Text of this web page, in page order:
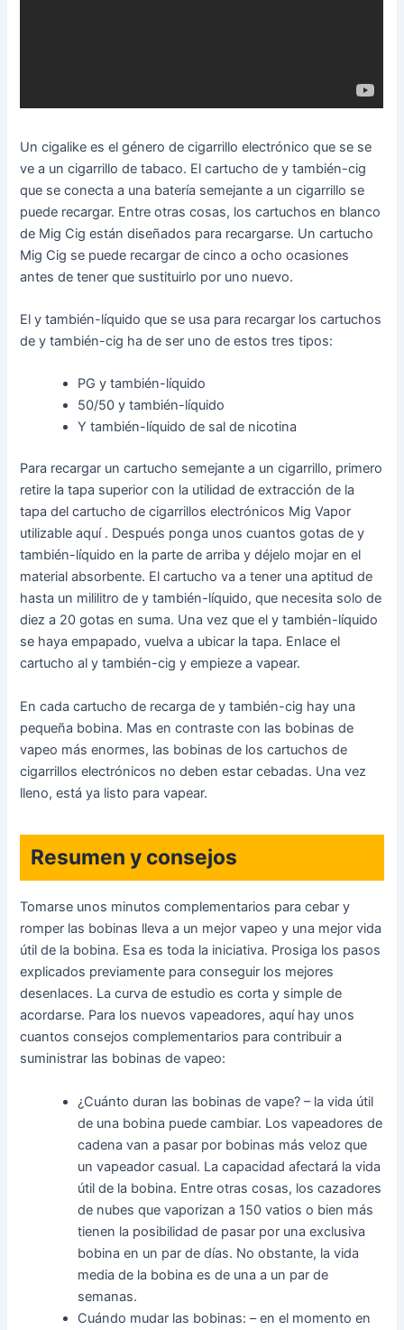
Un cigalike es el género de cigarrillo electrónico que se se
ve a un cigarrillo de tabaco. El cartucho de y también-cig
que se conecta a una batería semejante a un cigarrillo se
puede recargar. Entre otras cosas, los cartuchos en blanco
de Mig Cig están diseñados para recargarse. Un cartucho
Mig Cig se puede recargar de cinco a ocho ocasiones
antes de tener que sustituirlo por uno nuevo.
El y también-líquido que se usa para recargar los cartuchos
de y también-cig ha de ser uno de estos tres tipos:
PG y también-líquido
50/50 y también-líquido
Y también-líquido de sal de nicotina
Para recargar un cartucho semejante a un cigarrillo, primero
retire la tapa superior con la utilidad de extracción de la
tapa del cartucho de cigarrillos electrónicos Mig Vapor
utilizable aquí . Después ponga unos cuantos gotas de y
también-líquido en la parte de arriba y déjelo mojar en el
material absorbente. El cartucho va a tener una aptitud de
hasta un mililitro de y también-líquido, que necesita solo de
diez a 20 gotas en suma. Una vez que el y también-líquido
se haya empapado, vuelva a ubicar la tapa. Enlace el
cartucho al y también-cig y empieze a vapear.
En cada cartucho de recarga de y también-cig hay una
pequeña bobina. Mas en contraste con las bobinas de
vapeo más enormes, las bobinas de los cartuchos de
cigarrillos electrónicos no deben estar cebadas. Una vez
lleno, está ya listo para vapear.
Resumen y consejos
Tomarse unos minutos complementarios para cebar y
romper las bobinas lleva a un mejor vapeo y una mejor vida
útil de la bobina. Esa es toda la iniciativa. Prosiga los pasos
explicados previamente para conseguir los mejores
desenlaces. La curva de estudio es corta y simple de
acordarse. Para los nuevos vapeadores, aquí hay unos
cuantos consejos complementarios para contribuir a
suministrar las bobinas de vapeo:
¿Cuánto duran las bobinas de vape? – la vida útil
de una bobina puede cambiar. Los vapeadores de
cadena van a pasar por bobinas más veloz que
un vapeador casual. La capacidad afectará la vida
útil de la bobina. Entre otras cosas, los cazadores
de nubes que vaporizan a 150 vatios o bien más
tienen la posibilidad de pasar por una exclusiva
bobina en un par de días. No obstante, la vida
media de la bobina es de una a un par de
semanas.
Cuándo mudar las bobinas: – en el momento en